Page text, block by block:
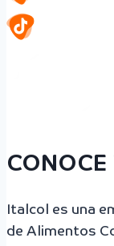
CONOCE
Italcol es una
de Alimentos